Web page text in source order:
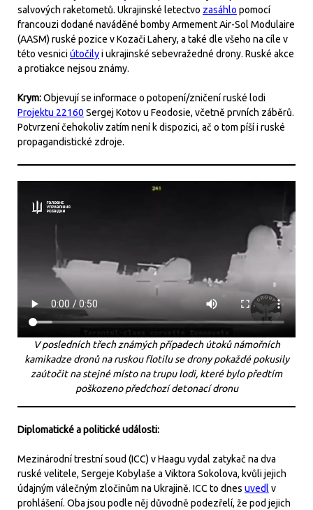
salvových raketometů. Ukrajinské letectvo zasáhlo pomocí
francouzi dodané naváděné bomby Armement Air-Sol Modulaire
(AASM) ruské pozice v Kozači Lahery, a také dle všeho na cíle v
této vesniciútočilyi ukrajinské sebevražedné drony. Ruské akce
a protiakce nejsou známy.
Krym:Objevují se informace o potopení/zničení ruské lodi
Projektu 22160 Sergej Kotov u Feodosie, včetně prvních záběrů.
Potvrzení čehokoliv zatím není k dispozici, ač o tom píší i ruské
propagandistické zdroje.
V posledních třech známých případech útoků námořních
kamikadze dronů na ruskou flotilu se drony pokaždé pokusily
zaútočit na stejné místo na trupu lodi, které bylo předtím
poškozeno předchozí detonací dronu
Diplomatické a politické události:
Mezinárodní trestní soud (ICC) v Haagu vydal zatykač na dva
ruské velitele, Sergeje Kobylaše a Viktora Sokolova, kvůli jejich
údajným válečným zločinům na Ukrajině. ICC to dnes uvedl v
prohlášení. Oba jsou podle něj důvodně podezřelí, že pod jejich